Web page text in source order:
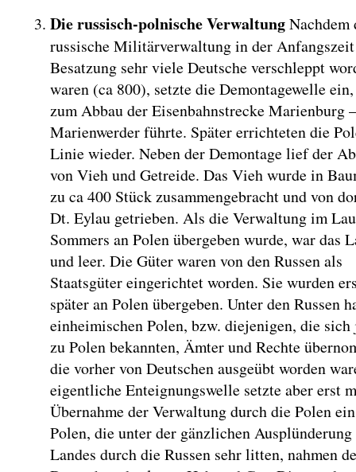
Die russisch-polnische VerwaltungNachdem
russische Militärverwaltung in der
Besatzung sehr viele Deutsche verschleppt
waren (ca 800), setzte die Demontagewelle
zum Abbau der Eisenbahnstrecke Marienburg –
Marienwerder führte. Später errichteten die
Linie wieder. Neben der Demontage lief der
von Vieh und Getreide. Das Vieh wurde in
zu ca 400 Stück zusammengebracht und von
Dt. Eylau getrieben. Als die Verwaltung im
Sommers an Polen übergeben wurde, war das
und leer. Die Güter waren von den Russen als
Staatsgüter eingerichtet worden. Sie wurden
später an Polen übergeben. Unter den Russen
einheimischen Polen, bzw. diejenigen, die
zu Polen bekannten, Ämter und Rechte
die vorher von Deutschen ausgeübt worden
eigentliche Enteignungswelle setzte aber erst
Übernahme der Verwaltung durch die Polen
Polen, die unter der gänzlichen Ausplünderung
Landes durch die Russen sehr litten, nahmen